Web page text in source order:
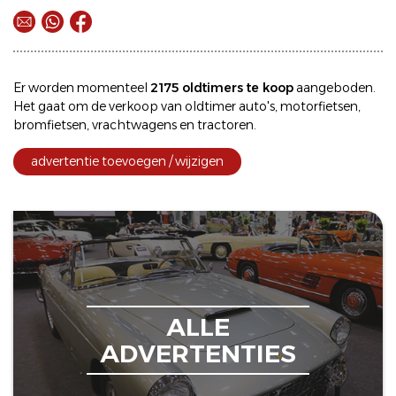
Er worden momenteel 2175 oldtimers te koopaangeboden.
Het gaat om deverkoop van oldtimerauto's,motorfietsen,
bromfietsen,vrachtwagens en tractoren.
advertentie toevoegen / wijzigen
ALLE
ADVERTENTIES